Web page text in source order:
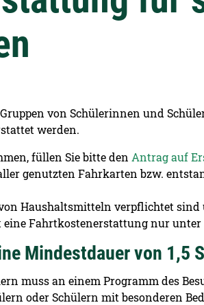
von Schülerinnen und
werden.
füllen Sie bitte den Antrag auf
genutzten Fahrkarten bzw.
Haushaltsmitteln verpflichtet
eine Fahrtkostenerstattung nur unter
Mindestdauer von 1,5
muss an einem Programm des
oder Schülern mit besonderen